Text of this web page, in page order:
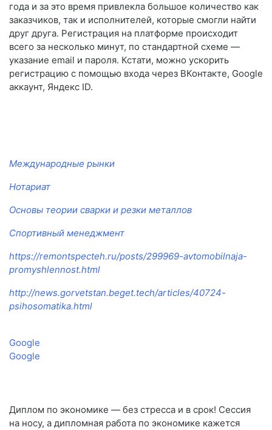
года и за это время привлекла большое количество как
заказчиков, так и исполнителей, которые смогли найти
друг друга. Регистрация на платформе происходит
всего за несколько минут, по стандартной схеме —
указание email и пароля. Кстати, можно ускорить
регистрацию с помощью входа через ВКонтакте, Google
аккаунт, Яндекс ID.
Международные рынки
Нотариат
Основы теории сварки и резки металлов
Спортивный менеджмент
https://remontspecteh.ru/posts/299969-avtomobilnaja-
promyshlennost.html
http://news.gorvetstan.beget.tech/articles/40724-
psihosomatika.html
Google
Google
Диплом по экономике — без стресса и в срок! Сессия
на носу, а дипломная работа по экономике кажется